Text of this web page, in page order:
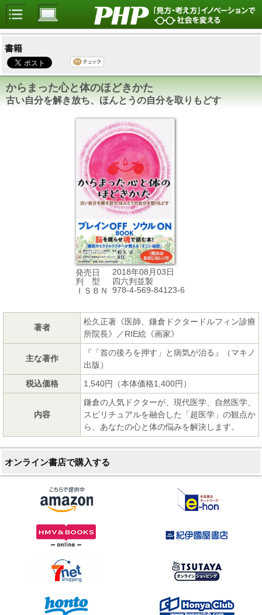
書籍
からまった心と体のほどきかた
古い自分を解き放ち、ほんとうの自分を取りもどす
発売日
2018年08月03日
判 型
四六判並製
ＩＳＢＮ
978-4-569-84123-6
著者
松久正著《医師、鎌倉ドクタードルフィン診療
所院長》／RIE絵《画家》
主な著作
『「首の後ろを押す」と病気が治る』（マキノ
出版）
税込価格
1,540円（本体価格1,400円）
内容
鎌倉の人気ドクターが、現代医学、自然医学、
スピリチュアルを融合した「超医学」の観点か
ら、あなたの心と体の悩みを解決します。
オンライン書店で購入する